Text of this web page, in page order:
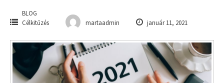
BLOG
Célkitűzés
martaadmin január 11, 2021